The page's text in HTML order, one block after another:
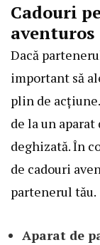
Cadouri
aventuros
Dacă
important să
plin de
de la un aparat
deghizată. În
de cadouri
partenerul tău.
Aparat de